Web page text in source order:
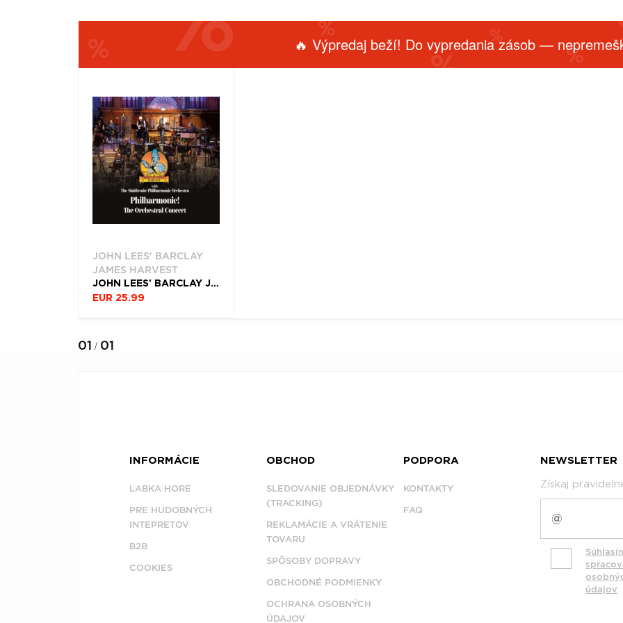
🔥 Výpredaj beží! Do vypredania zásob —
FILTROVAŤ
PRODUKTY
PODĽA
ŽÁNER
Filtrovať
(1)
JOHN LEES' BARCLAY
JAMES HARVEST
JOHN LEES' BARCLAY JAMES HARVEST, CD PHILHARMONIC!
EUR 25.99
01 / 01
INFORMÁCIE
LABKA HORE
PRE HUDOBNÝCH
INTEPRETOV
B2B
COOKIES
OBCHOD
SLEDOVANIE OBJEDNÁVKY
(TRACKING)
REKLAMÁCIE A VRÁTENIE
TOVARU
SPÔSOBY DOPRAVY
OBCHODNÉ PODMIENKY
OCHRANA OSOBNÝCH
ÚDAJOV
PODPORA
KONTAKTY
FAQ
NEWSLETTER
Získaj
údajov